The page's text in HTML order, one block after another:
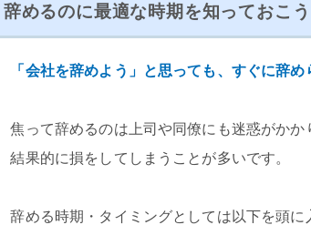
辞めるのに最適な時期を知っておこう
「会社を辞めよう」と思っても、すぐに辞
焦って辞めるのは上司や同僚にも迷惑がかか
結果的に損をしてしまうことが多いです。
辞める時期・タイミングとしては以下を頭に